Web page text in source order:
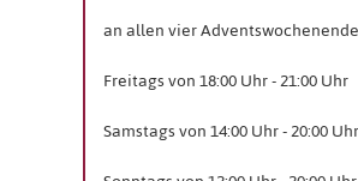
an allen vier
Freitags von 18:00 Uhr - 21:00 Uhr
Samstags von 14:00 Uhr - 20:00 Uhr